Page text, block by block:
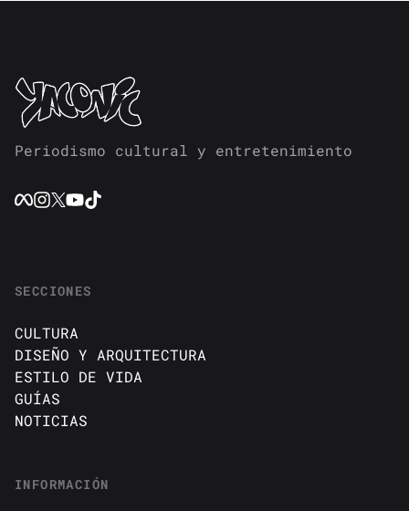
Periodismo cultural y entretenimiento
SECCIONES
CULTURA
DISEÑO Y ARQUITECTURA
ESTILO DE VIDA
GUÍAS
NOTICIAS
INFORMACIÓN